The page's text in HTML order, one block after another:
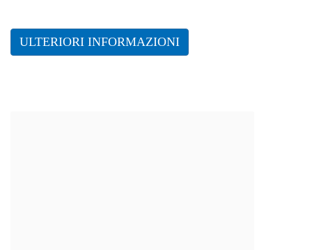
ULTERIORI INFORMAZIONI